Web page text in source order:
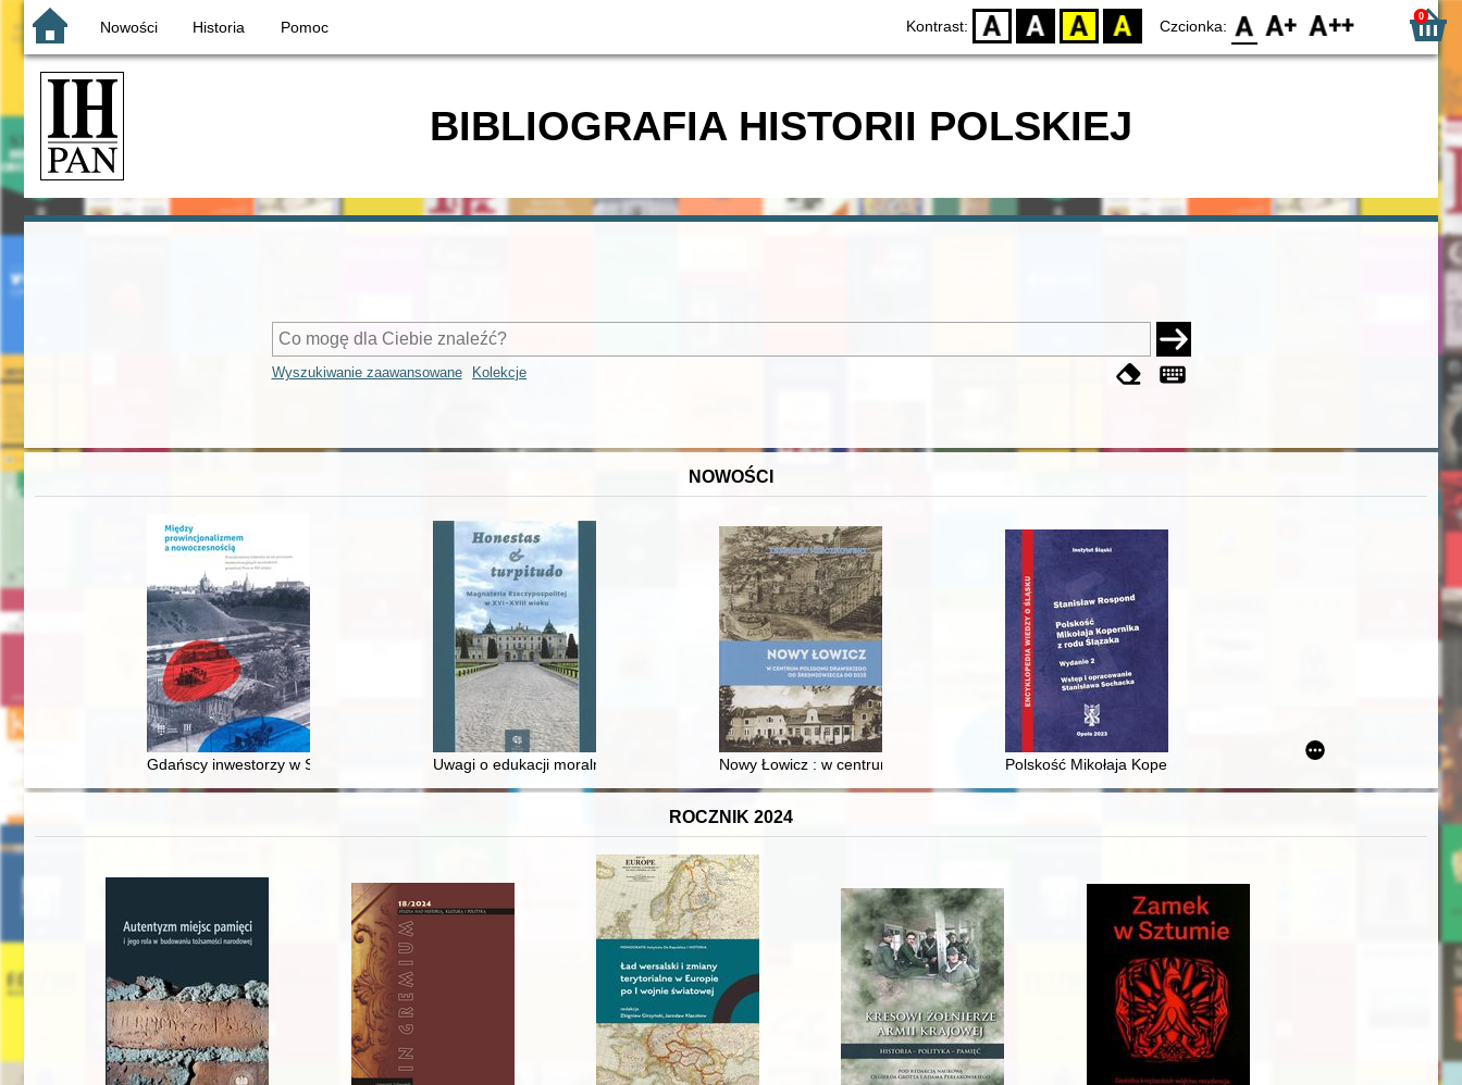
Nowości Historia Pomoc Kontrast: D BW YB BY Czcionka: F0 F1 F2 0
BIBLIOGRAFIA HISTORII POLSKIEJ
Wyszukiwanie zaawansowane Kolekcje
NOWOŚCI
Gdańscy inwestorzy w Sopocie : prestiż finansowy i towarzyski lokalnego mieszczaństwa w 2. poł. XIX w
Uwagi o edukacji moralnej synów szlacheckich w XVI-wiecznej Rzeczypospolitej
Nowy Łowicz : w centrum poligonu drawskiego od średniowiecza do dziś
Polskość Mikołaja Kopernika z rodu Ślązaka
ROCZNIK 2024